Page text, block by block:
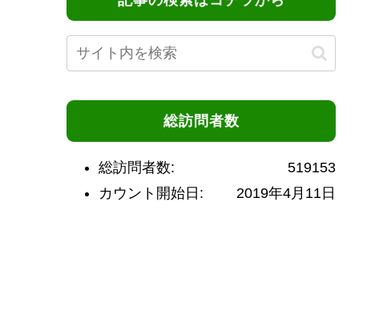
総訪問者数
519153
総訪問者数:
2019年4月11日
カウント開始日: